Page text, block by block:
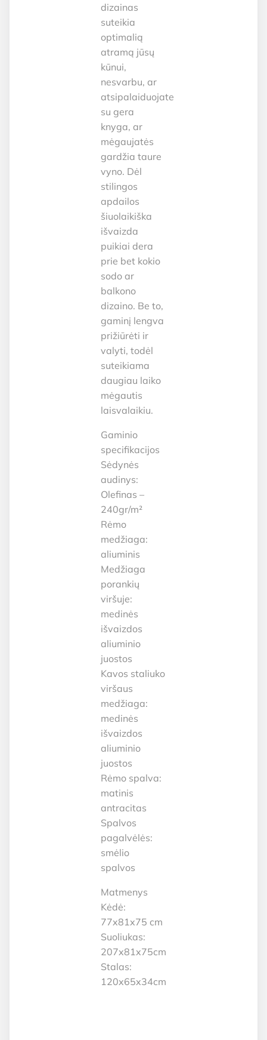
dizainas
suteikia
optimalią
atramą jūsų
kūnui,
nesvarbu, ar
atsipalaiduojate
su gera
knyga, ar
mėgaujatės
gardžia taure
vyno. Dėl
stilingos
apdailos
šiuolaikiška
išvaizda
puikiai dera
prie bet kokio
sodo ar
balkono
dizaino. Be to,
gaminį lengva
prižiūrėti ir
valyti, todėl
suteikiama
daugiau laiko
mėgautis
laisvalaikiu.
Gaminio
specifikacijos
Sėdynės
audinys:
Olefinas –
240gr/m²
Rėmo
medžiaga:
aliuminis
Medžiaga
porankių
viršuje:
medinės
išvaizdos
aliuminio
juostos
Kavos staliuko
viršaus
medžiaga:
medinės
išvaizdos
aliuminio
juostos
Rėmo spalva:
matinis
antracitas
Spalvos
pagalvėlės:
smėlio
spalvos
Matmenys
Kėdė:
77x81x75 cm
Suoliukas:
207x81x75cm
Stalas:
120x65x34cm